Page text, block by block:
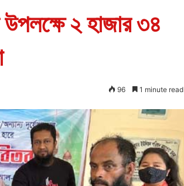
২ হাজার ৩৪
96 1 minute read